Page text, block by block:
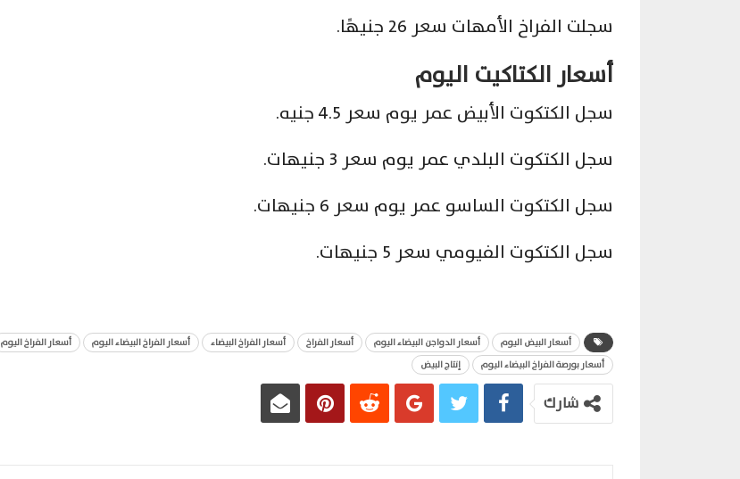
سجلت الفراخ الأمهات سعر 26 جنيهًا.
أسعار الكتاكيت اليوم
سجل الكتكوت الأبيض عمر يوم سعر 4.5 جنيه.
سجل الكتكوت البلدي عمر يوم سعر 3 جنيهات.
سجل الكتكوت الساسو عمر يوم سعر 6 جنيهات.
سجل الكتكوت الفيومي سعر 5 جنيهات.
أسعار البيض اليوم أسعار الدواجن البيضاء اليوم أسعار الفراخ أسعار الفراخ البيضاء أسعار الفراخ البيضاء اليوم
أسعار الفراخ اليوم
أسعار بورصة الفراخ البيضاء اليوم
إنتاج البيض
شارك